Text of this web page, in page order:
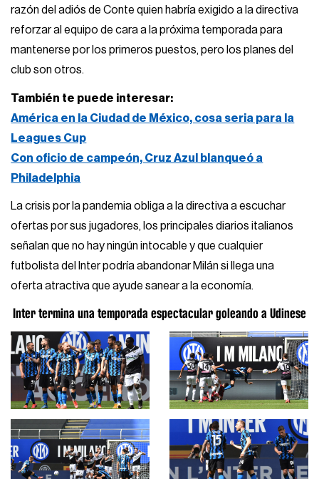
razón del adiós de Conte quien habría exigido a la directiva
reforzar al equipo de cara a la próxima temporada para
mantenerse por los primeros puestos, pero los planes del
club son otros.
También te puede interesar:
América en la Ciudad de México, cosa seria para la
Leagues Cup
Con oficio de campeón, Cruz Azul blanqueó a
Philadelphia
La crisis por la pandemia obliga a la directiva a escuchar
ofertas por sus jugadores, los principales diarios italianos
señalan que no hay ningún intocable y que cualquier
futbolista del Inter podría abandonar Milán si llega una
oferta atractiva que ayude sanear a la economía.
Inter termina una temporada espectacular goleando a Udinese